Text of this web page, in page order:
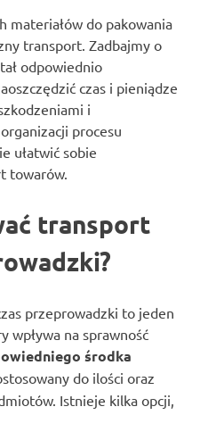
materiałów do pakowania
transport. Zadbajmy o
odpowiednio
czas i pieniądze
i
procesu
ułatwić sobie
towarów.
transport
przeprowadzki to jeden
wpływa na sprawność
środka
do ilości oraz
Istnieje kilka opcji,